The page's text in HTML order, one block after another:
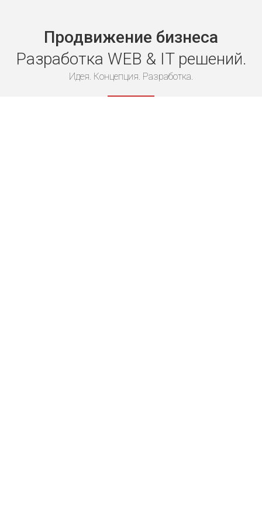
Продвижение бизнеса
Разработка WEB & IT решений.
Идея. Концепция. Разработка.